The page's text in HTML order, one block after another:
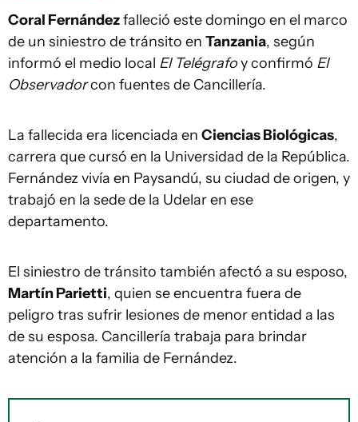
Coral Fernándezfalleció este domingo en el marco
de un siniestro de tránsito en Tanzania, según
informó el medio local El Telégrafoy confirmó El
Observadorcon fuentes de Cancillería.
La fallecida era licenciada en Ciencias Biológicas,
carrera que cursó en la Universidad de la República.
Fernández vivía en Paysandú, su ciudad de origen, y
trabajó en la sede de la Udelar en ese
departamento.
El siniestro de tránsito también afectó a su esposo,
Martín Parietti, quien se encuentra fuera de
peligro tras sufrir lesiones de menor entidad a las
de su esposa. Cancillería trabaja para brindar
atención a la familia de Fernández.